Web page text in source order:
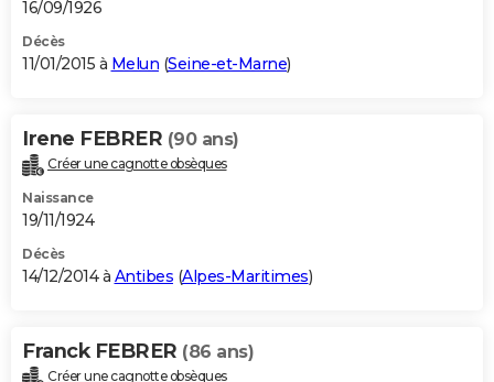
16/09/1926
Décès
11/01/2015 à Melun (Seine-et-Marne)
Irene FEBRER (90 ans)
Créer une cagnotte obsèques
Naissance
19/11/1924
Décès
14/12/2014 à Antibes (Alpes-Maritimes)
Franck FEBRER (86 ans)
Créer une cagnotte obsèques